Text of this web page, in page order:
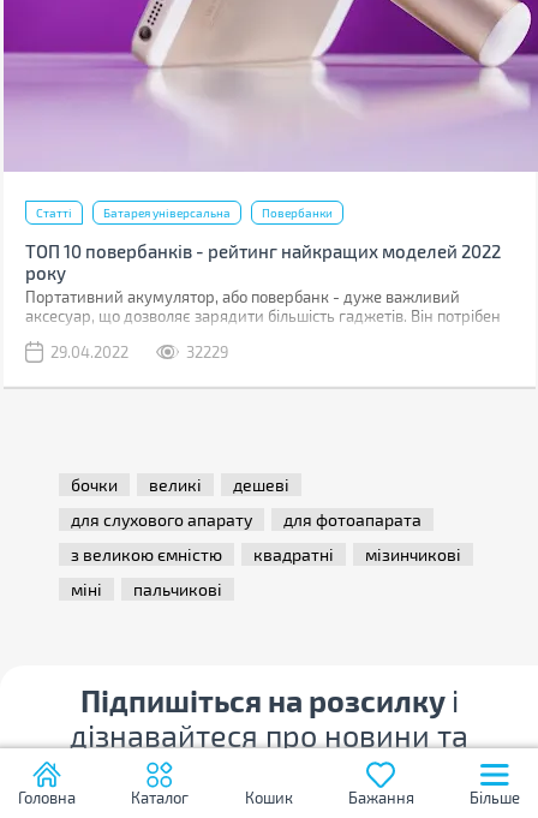
Статті Батарея універсальна Повербанки
ТОП 10 повербанків - рейтинг найкращих моделей 2022
року
Портативний акумулятор, або повербанк - дуже важливий
аксесуар, що дозволяє зарядити більшість гаджетів. Він потрібен
бойових дій. Недаремно волонтери постійно просять
Ми склали рейтинг з 10-ти цікавих моделей, кожну з яких можна
29.04.2022 32229
бочки великі
дешеві
для слухового апарату
для фотоапарата
з великою ємністю
квадратні
мізинчикові
міні
пальчикові
Підпишіться на розсилку і
дізнавайтеся про новини та
розпродажі першим!
Головна Каталог Кошик Бажання Більше